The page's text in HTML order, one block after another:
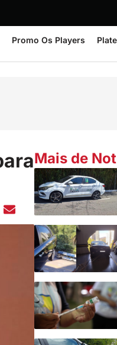
Promo Os Players
Mais de